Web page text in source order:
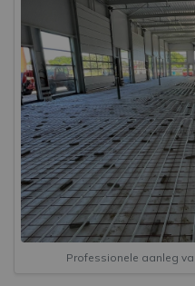
Professionele aanleg